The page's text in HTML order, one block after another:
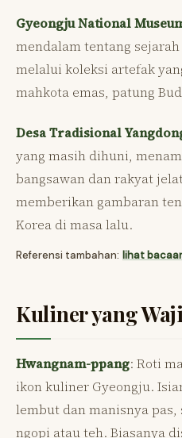
Gyeongju National
mendalam tentang
melalui koleksi artefak
mahkota emas, patung
Desa Tradisional
yang masih dihuni,
bangsawan dan rakyat
memberikan gambaran
Korea di masa lalu.
Referensi tambahan: lihat
Kuliner yang
Hwangnam-ppang: Roti
ikon kuliner Gyeongju.
lembut dan manisnya pas,
ngopi atau teh. Biasanya